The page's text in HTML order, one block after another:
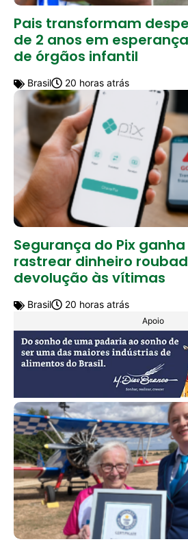
Pais transformam
de 2 anos em
de órgãos infantil
Brasil 20 horas atrás
Segurança do Pix
rastrear dinheiro
devolução às vítimas
Brasil 20 horas atrás
Apoio